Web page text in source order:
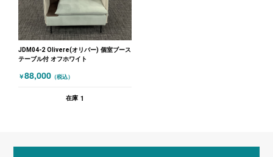
JDM04-2 Olivere(オリバー) 個室ブース
テーブル付 オフホワイト
￥88,000 （税込）
在庫 1